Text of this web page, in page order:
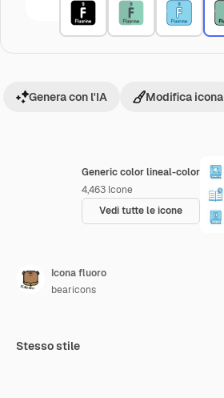
Generic color lineal-color
4,463 Icone
Vedi tutte le icone
Genera con l'IA Modifica icona
Icona fluoro
bearicons
Stesso stile